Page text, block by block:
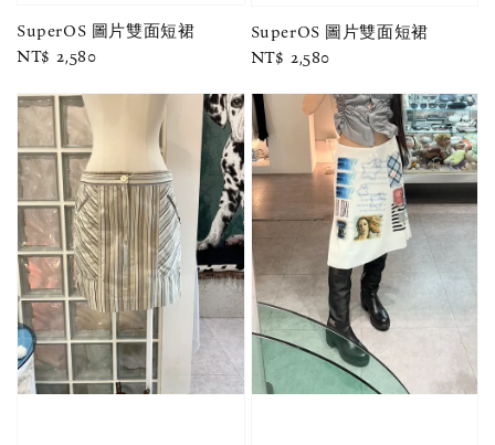
SuperOS 圖片雙面短裙
Regular
NT$ 2,580
SuperOS 圖片雙面短裙
Regular
NT$ 2,580